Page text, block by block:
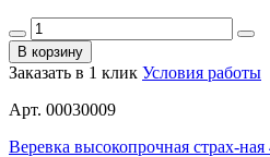
В корзину
Заказать в 1 клик Условия работы
Арт. 00030009
Веревка высокопрочная страх-